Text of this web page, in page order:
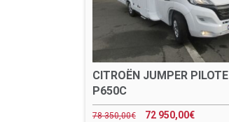
CITROËN JUMPER PILOTE
P650C
78 350,00€ 72 950,00€